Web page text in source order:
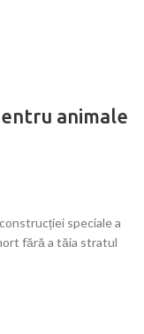
animale
speciale a
fără a tăia stratul